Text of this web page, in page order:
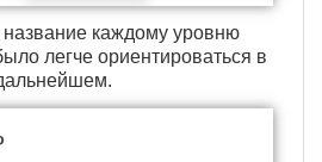
каждому уровню
легче ориентироваться в